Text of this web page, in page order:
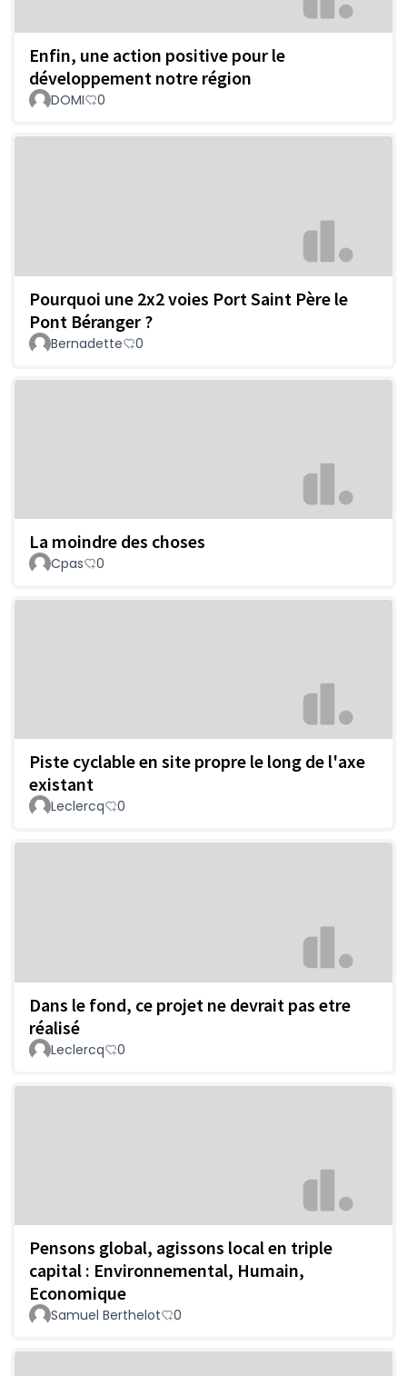
Enfin, une action positive pour le
développement notre région
DOMI 0
Pourquoi une 2x2 voies Port Saint Père le
Pont Béranger ?
Bernadette 0
La moindre des choses
Cpas 0
Piste cyclable en site propre le long de l'axe
existant
Leclercq 0
Dans le fond, ce projet ne devrait pas etre
réalisé
Leclercq 0
Pensons global, agissons local en triple
capital : Environnemental, Humain,
Economique
Samuel Berthelot 0